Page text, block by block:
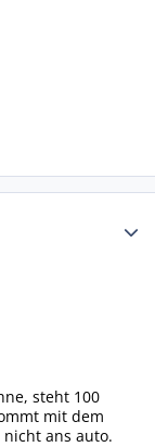
steht 100
mit dem
ans auto.